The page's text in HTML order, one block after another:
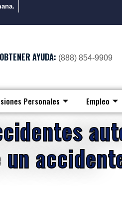
OBTENER AYUDA: (888) 854-9909
Personales Empleo